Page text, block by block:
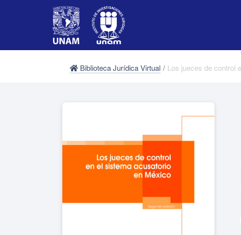
Biblioteca Jurídica Virtual /